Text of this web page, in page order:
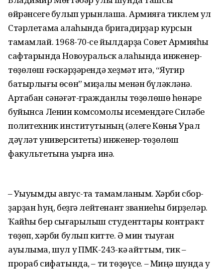
өйрәнсеге булып урынлаша. Армияға тиклем ул
Стәрлетамаҡ ҡалаһында бригадирҙар курсын
тамамлай. 1968-70-се йылдарҙа Совет Армияһы
сафтарында Новоуральск ҡалаһында инженер-
төҙөлөш ғәскәрҙәрендә хеҙмәт итә, “Яугир
батырлығы өсөн” миҙалы менән бүләкләнә.
Артабан сәнәғәт-гражданлыҡ төҙөлөшө һөнәре
буйынса Ленин комсомолы исемендәге Силәбе
политехник институтының (әлеге Көньяҡ Урал
дәүләт университеты) инженер-төҙөлөш
факультетына уҡырға инә.
– Уҡыуымды авгус-та тамамланым. Хәрби сбор-
ҙарҙан һуң, беҙгә лейтенант званиеһы бирҙеләр.
Ҡайһы бер сығарылыш студенттары контракт
төҙөп, хәрби булып китте. Ә мин тыуған
ауылыма, шул уҡ ПМК-243-кә ҡайттым, тик –
прораб сифатында, – ти төҙөүсе. – Миңә шунда уҡ